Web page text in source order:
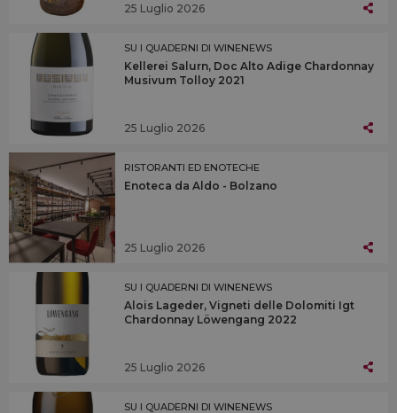
25 Luglio 2026
SU I QUADERNI DI WINENEWS
Kellerei Salurn, Doc Alto Adige Chardonnay
Musivum Tolloy 2021
25 Luglio 2026
RISTORANTI ED ENOTECHE
Enoteca da Aldo - Bolzano
25 Luglio 2026
SU I QUADERNI DI WINENEWS
Alois Lageder, Vigneti delle Dolomiti Igt
Chardonnay Löwengang 2022
25 Luglio 2026
SU I QUADERNI DI WINENEWS